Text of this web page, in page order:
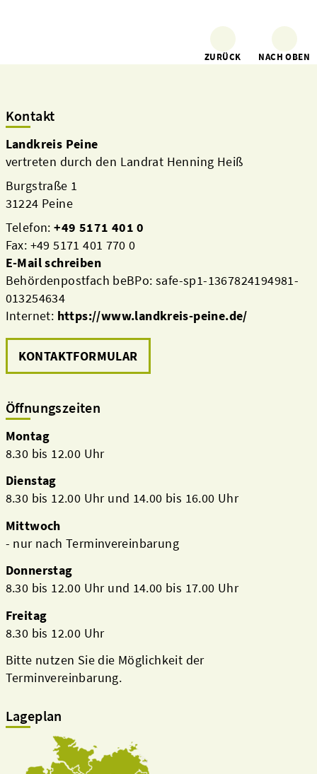
ZURÜCK NACH OBEN
Kontakt
Landkreis Peine
vertreten durch den Landrat Henning Heiß
Burgstraße 1
31224 Peine
Telefon:+49 5171 401 0
Fax: +49 5171 401 770 0
E-Mail schreiben
Behördenpostfach beBPo: safe-sp1-1367824194981-
013254634
Internet: https://www.landkreis-peine.de/
KONTAKTFORMULAR
Öffnungszeiten
Montag
8.30 bis 12.00 Uhr
Dienstag
8.30 bis 12.00 Uhr und 14.00 bis 16.00 Uhr
Mittwoch
- nur nach Terminvereinbarung
Donnerstag
8.30 bis 12.00 Uhr und 14.00 bis 17.00 Uhr
Freitag
8.30 bis 12.00 Uhr
Bitte nutzen Sie die Möglichkeit der
Terminvereinbarung.
Lageplan